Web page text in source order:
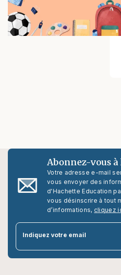
Abonnez-vous
Votre adresse e-mail
vous envoyer des
d'Hachette Education
vous désinscrire à tout
d’informations, cliquez
Indiquez votre email